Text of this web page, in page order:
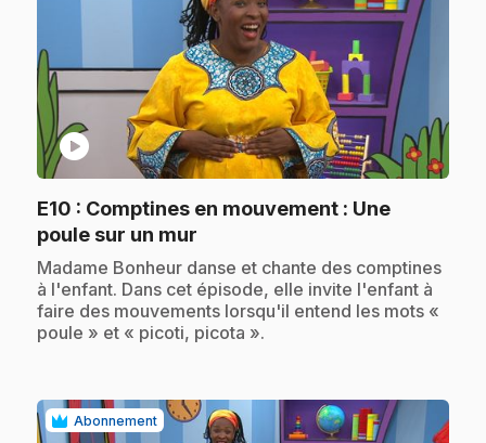
play_circle
E10 : Comptines en mouvement : Une
poule sur un mur
.Madame Bonheur danse et chante des comptines
à l'enfant. Dans cet épisode, elle invite l'enfant à
faire des mouvements lorsqu'il entend les mots «
poule » et « picoti, picota ».
Abonnement